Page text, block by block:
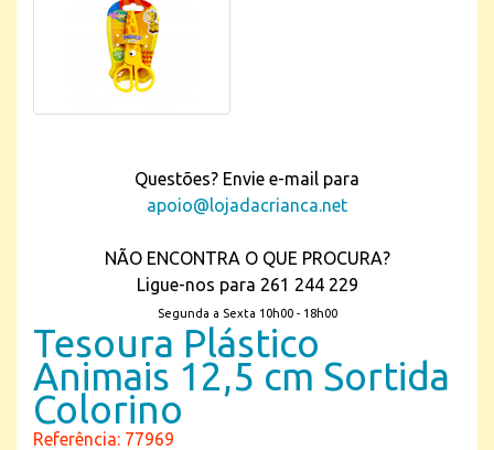
Questões? Envie e-mail para
apoio@lojadacrianca.net
NÃO ENCONTRA O QUE PROCURA?
Ligue-nos para 261 244 229
Segunda a Sexta 10h00 - 18h00
Tesoura Plástico
Animais 12,5 cm Sortida
Colorino
Referência: 77969